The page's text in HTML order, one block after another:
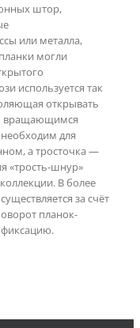
штор,
или металла,
могли
используется так
открывать
вращающимся
для
а тросточка —
«трость-шнур»
В более
за счёт
планок-